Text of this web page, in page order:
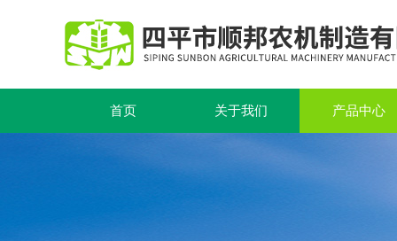
首页 关于我们 产品中心